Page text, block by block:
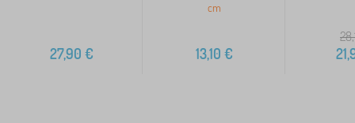
27,90 €
cm
13,10 €